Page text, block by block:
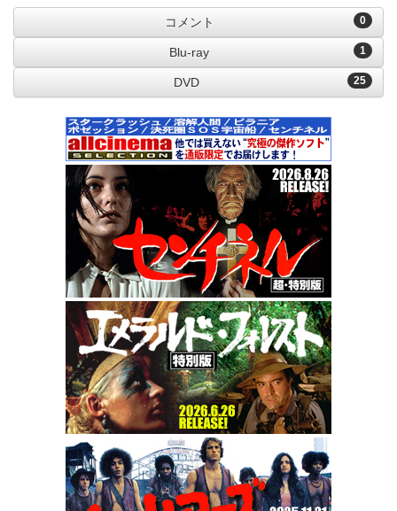
0
コメント
1
Blu-ray
25
DVD